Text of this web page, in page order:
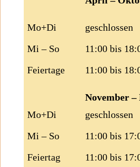
Mo+Di
Mi – So
Feiertage
geschlossen
11:00 bis
11:00 bis
November
Mo+Di
Mi – So
Feiertag
geschlossen
11:00 bis
11:00 bis